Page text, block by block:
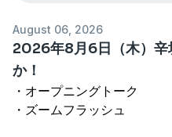
August 06, 2026
2026年8月6日（木）辛
か！
・オープニングトーク
・ズームフラッシュ